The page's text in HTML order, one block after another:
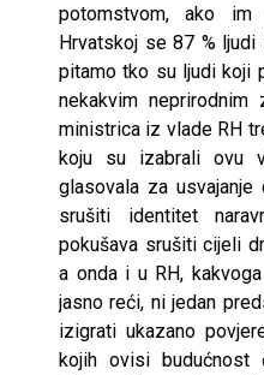
potomstvom, ako
Hrvatskoj se 87 %
pitamo tko su ljudi koji
nekakvim neprirodnim
ministrica iz vlade RH
koju su izabrali ovu
glasovala za usvajanje
srušiti identitet
pokušava srušiti cijeli
a onda i u RH,
jasno reći, ni jedan
izigrati ukazano
kojih ovisi budućnost